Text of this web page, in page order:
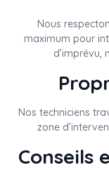
Nous
maximum pour
d’imprévu,
Nos techniciens
zone
Conseils